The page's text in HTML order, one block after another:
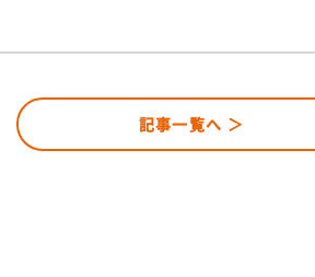
記事一覧へ ＞